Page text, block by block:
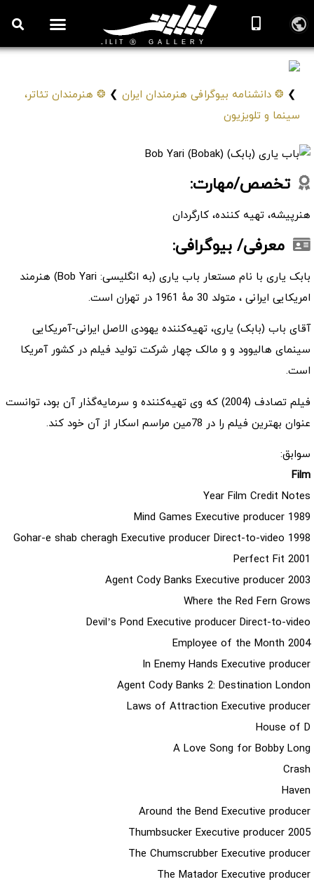
❯ ❂ دانشنامه بیوگرافی هنرمندان ایران ❯ ❂ هنرمندان تئاتر،
سینما و تلویزیون
تخصص/مهارت:
هنرپیشه، تهیه کننده، کارگردان
معرفی/ بیوگرافی:
بابک یاری با نام مستعار باب یاری (به انگلیسی: Bob Yari) هنرمند
امریکایی ایرانی ، متولد 30 مهٔ 1961 در تهران است.
آقای باب (بابک) یاری، تهیه‌کننده یهودی الاصل ایرانی-آمریکایی
سینمای هالیوود و و مالک چهار شرکت تولید فیلم در کشور آمریکا
است.
فیلم تصادف (2004) که وی تهیه‌کننده و سرمایه‌گذار آن بود، توانست
عنوان بهترین فیلم را در 78مین مراسم اسکار از آن خود کند.
سوابق:
Film
Year Film Credit Notes
1989 Mind Games Executive producer
1998 Gohar-e shab cheragh Executive producer Direct-to-video
2001 Perfect Fit
2003 Agent Cody Banks Executive producer
Where the Red Fern Grows
Devil’s Pond Executive producer Direct-to-video
2004 Employee of the Month
In Enemy Hands Executive producer
Agent Cody Banks 2: Destination London
Laws of Attraction Executive producer
House of D
A Love Song for Bobby Long
Crash
Haven
Around the Bend Executive producer
2005 Thumbsucker Executive producer
The Chumscrubber Executive producer
The Matador Executive producer